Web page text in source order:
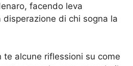
facendo leva
disperazione di chi sogna la
te alcune riflessioni su come